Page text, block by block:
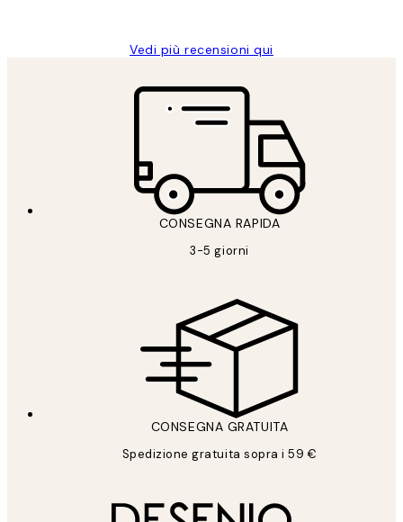
Vedi più recensioni qui
CONSEGNA RAPIDA
3-5 giorni
CONSEGNA GRATUITA
Spedizione gratuita sopra i 59 €